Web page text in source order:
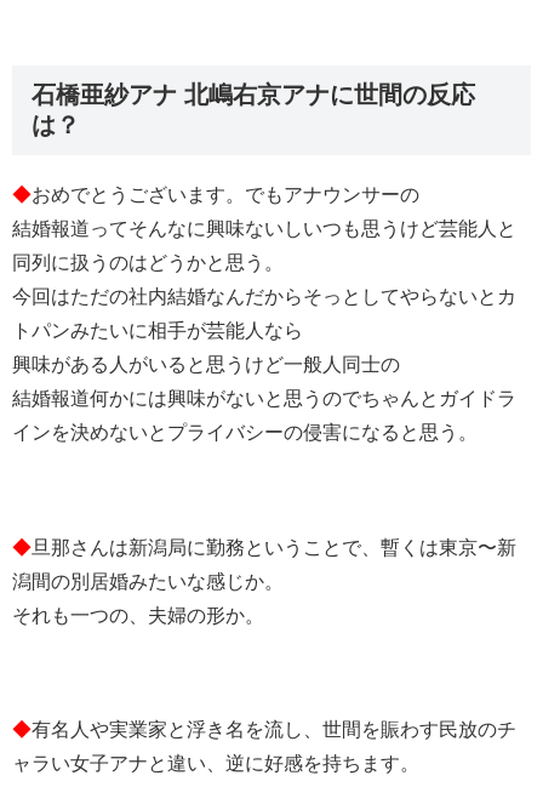
石橋亜紗アナ 北嶋右京アナに世間の反応
は？
◆おめでとうございます。でもアナウンサーの
結婚報道ってそんなに興味ないしいつも思うけど芸能人と
同列に扱うのはどうかと思う。
今回はただの社内結婚なんだからそっとしてやらないとカ
トパンみたいに相手が芸能人なら
興味がある人がいると思うけど一般人同士の
結婚報道何かには興味がないと思うのでちゃんとガイドラ
インを決めないとプライバシーの侵害になると思う。
◆旦那さんは新潟局に勤務ということで、暫くは東京〜新
潟間の別居婚みたいな感じか。
それも一つの、夫婦の形か。
◆有名人や実業家と浮き名を流し、世間を賑わす民放のチ
ャラい女子アナと違い、逆に好感を持ちます。